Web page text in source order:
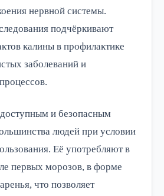
нервной системы.
подчёркивают
калины в профилактике
заболеваний и
и безопасным
людей при условии
Её употребляют в
первых морозов, в форме
что позволяет